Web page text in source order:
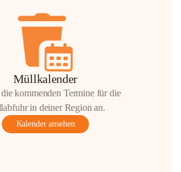
Müllkalender
kommenden Termine für die
in deiner Region an.
Kalender ansehen